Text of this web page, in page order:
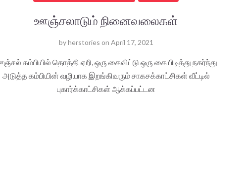
ஊஞ்சலாடும் நினைவலைகள்
byherstories on April 17, 2021
கம்பியில் தொத்தி ஏறி, ஒரு கைவிட்டு ஒரு கை பிடித்து நகர்ந்து
அடுத்த கம்பியின் வழியாக இறங்கிவரும் சாகசக்காட்சிகள் வீட்டில்
புகார்க்காட்சிகள் ஆக்கப்பட்டன